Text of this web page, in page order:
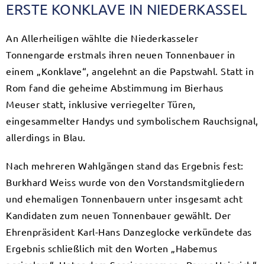
ERSTE KONKLAVE IN NIEDERKASSEL
An Allerheiligen wählte die Niederkasseler
Tonnengarde erstmals ihren neuen Tonnenbauer in
einem „Konklave“, angelehnt an die Papstwahl. Statt in
Rom fand die geheime Abstimmung im Bierhaus
Meuser statt, inklusive verriegelter Türen,
eingesammelter Handys und symbolischem Rauchsignal,
allerdings in Blau.
Nach mehreren Wahlgängen stand das Ergebnis fest:
Burkhard Weiss wurde von den Vorstandsmitgliedern
und ehemaligen Tonnenbauern unter insgesamt acht
Kandidaten zum neuen Tonnenbauer gewählt. Der
Ehrenpräsident Karl-Hans Danzeglocke verkündete das
Ergebnis schließlich mit den Worten „Habemus